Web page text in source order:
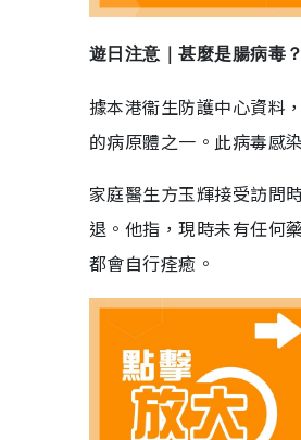
遊日注意｜甚麼是腸病毒？
據本港衞生防護中心資料
的病原體之一。此病毒感
家庭醫生方玉輝接受訪問
退。他指，現時未有任何
都會自行痊癒。